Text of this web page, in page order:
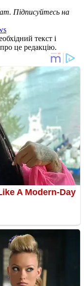
Підписуйтесь на
текст і
це редакцію.